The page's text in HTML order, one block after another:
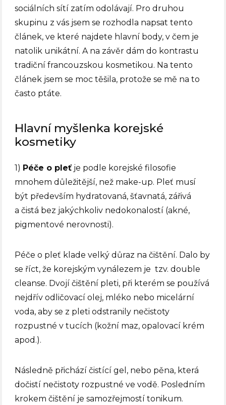
sociálních sítí zatím odolávají. Pro druhou
skupinu z vás jsem se rozhodla napsat tento
článek, ve které najdete hlavní body, v čem je
natolik unikátní. A na závěr dám do kontrastu
tradiční francouzskou kosmetikou. Na tento
článek jsem se moc těšila, protože se mě na to
často ptáte.
Hlavní myšlenka korejské
kosmetiky
1) Péče o pleť je podle korejské filosofie
mnohem důležitější, než make-up. Pleť musí
být především hydratovaná, šťavnatá, zářivá
a čistá bez jakýchkoliv nedokonalostí (akné,
pigmentové nerovnosti).
Péče o pleť klade velký důraz na čištění. Dalo by
se říct, že korejským vynálezem je tzv. double
cleanse. Dvojí čištění pleti, při kterém se používá
nejdřív odličovací olej, mléko nebo micelární
voda, aby se z pleti odstranily nečistoty
rozpustné v tucích (kožní maz, opalovací krém
apod.).
Následně přichází čistící gel, nebo pěna, která
dočistí nečistoty rozpustné ve vodě. Posledním
krokem čištění je samozřejmostí tonikum.